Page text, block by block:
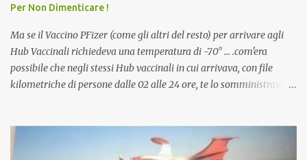
che abbiamo elencato sopra...
Per Non Dimenticare !
Ma se il Vaccino PFizer (come gli altri del resto) per arrivare agli
Hub Vaccinali richiedeva una temperatura di -70° ... .com'era
possibile che negli stessi Hub vaccinali in cui arrivava, con file
kilometriche di persone dalle 02 alle 24 ore, te lo somministravano
Vaccino come: l' Amaro del Capo, era "spettacolare Ghiacciato, ma
andava bene anche, a Temperatura Ambiente"! Riproponiamo